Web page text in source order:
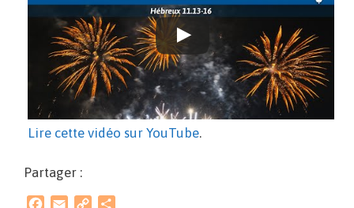
Lire cette vidéo sur YouTube.
Partager :